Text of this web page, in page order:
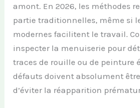
amont. En 2026, les méthodes
partie traditionnelles, même si
modernes facilitent le travail.
inspecter la menuiserie pour
traces de rouille ou de peinture
défauts doivent absolument
d’éviter la réapparition